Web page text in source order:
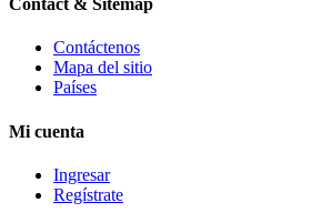
Contact & Sitemap
Contáctenos
Mapa del sitio
Países
Mi cuenta
Ingresar
Regístrate